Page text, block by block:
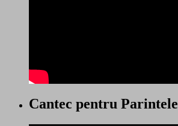
Cantec pentru Parintele